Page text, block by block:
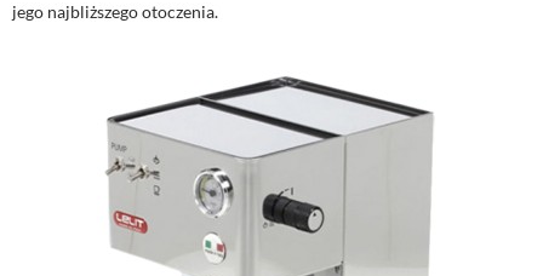
jego najbliższego otoczenia.